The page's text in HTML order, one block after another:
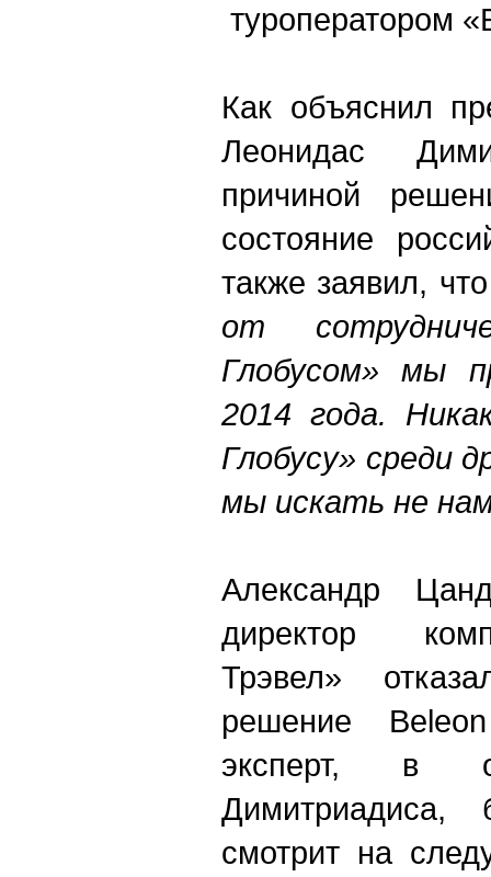
туроператором
Как объяснил
Леонидас
причиной
состояние
также заявил,
от
Глобусом» мы
2014 года.
Глобусу» среди
мы искать не
Александр
директор
Трэвел»
решение
эксперт, в
Димитриадиса,
смотрит на